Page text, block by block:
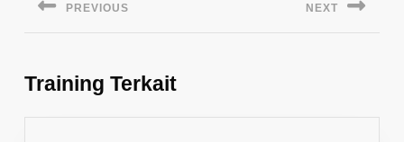
PREVIOUS NEXT
Training Terkait